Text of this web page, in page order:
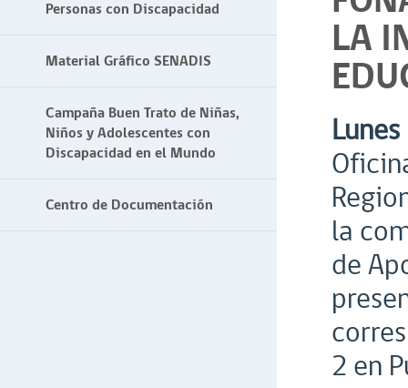
Personas con Discapacidad
Material Gráfico SENADIS
Campaña Buen Trato de Niñas,
Niños y Adolescentes con
Discapacidad en el Mundo
Centro de Documentación
LA
la
de
2 en